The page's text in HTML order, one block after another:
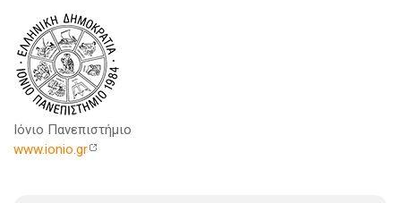
Ιόνιο Πανεπιστήμιο
www.ionio.gr